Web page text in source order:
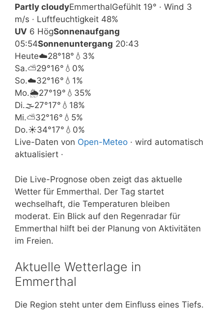
Partly cloudyEmmerthalGefühlt 19° · Wind 3
m/s · Luftfeuchtigkeit 48%
UV 6 HögSonnenaufgang
05:54Sonnenuntergang 20:43
Heute☁️28°18° 💧3%
Sa.⛅29°16° 💧0%
So.☁️32°16° 💧1%
Mo.🌦️27°19° 💧35%
Di.🌫️27°17° 💧18%
Mi.⛅32°16° 💧5%
Do.☀️34°17° 💧0%
Live-Daten von Open-Meteo · wird automatisch
aktualisiert ·
Die Live-Prognose oben zeigt das aktuelle
Wetter für Emmerthal. Der Tag startet
wechselhaft, die Temperaturen bleiben
moderat. Ein Blick auf den Regenradar für
Emmerthal hilft bei der Planung von Aktivitäten
im Freien.
Aktuelle Wetterlage in
Emmerthal
Die Region steht unter dem Einfluss eines Tiefs.